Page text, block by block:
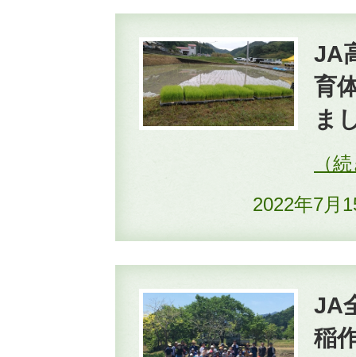
JA
育
ま
2022年7月
JA
稲